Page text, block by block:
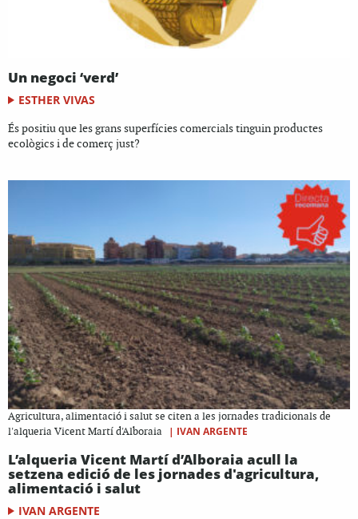
Un negoci ‘verd’
ESTHER VIVAS
És positiu que les grans superfícies comercials tinguin productes
ecològics i de comerç just?
Agricultura, alimentació i salut se citen a les jornades tradicionals de
l'alqueria Vicent Martí d'Alboraia
| IVAN ARGENTE
L’alqueria Vicent Martí d’Alboraia acull la
setzena edició de les jornades d'agricultura,
alimentació i salut
IVAN ARGENTE